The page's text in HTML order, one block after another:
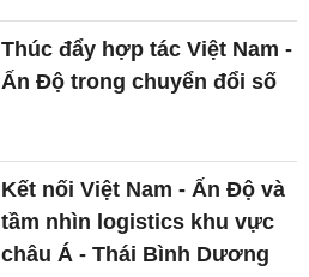
Thúc đẩy hợp tác Việt Nam -
Ấn Độ trong chuyển đổi số
Kết nối Việt Nam - Ấn Độ và
tầm nhìn logistics khu vực
châu Á - Thái Bình Dương